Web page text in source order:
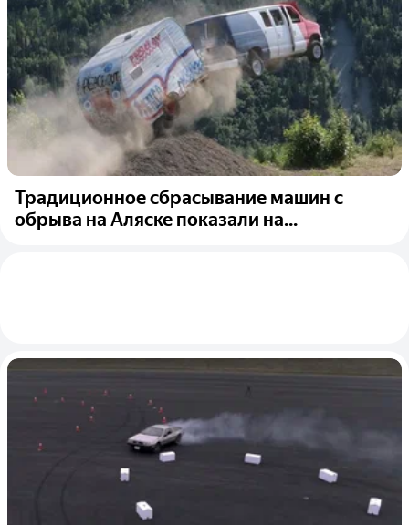
Традиционное сбрасывание машин с
обрыва на Аляске показали на...